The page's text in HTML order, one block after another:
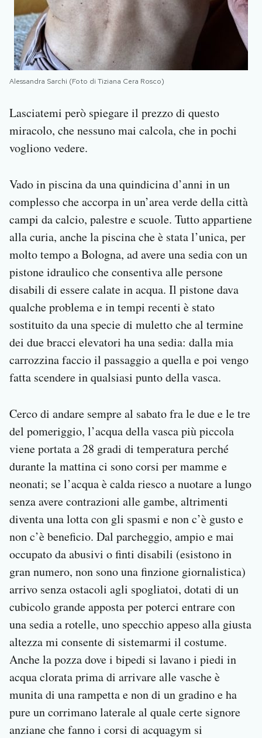
Alessandra Sarchi (Foto di Tiziana Cera Rosco)
Lasciatemi però spiegare il prezzo di questo
miracolo, che nessuno mai calcola, che in pochi
vogliono vedere.
Vado in piscina da una quindicina d’anni in un
complesso che accorpa in un’area verde della città
campi da calcio, palestre e scuole. Tutto appartiene
alla curia, anche la piscina che è stata l’unica, per
molto tempo a Bologna, ad avere una sedia con un
pistone idraulico che consentiva alle persone
disabili di essere calate in acqua. Il pistone dava
qualche problema e in tempi recenti è stato
sostituito da una specie di muletto che al termine
dei due bracci elevatori ha una sedia: dalla mia
carrozzina faccio il passaggio a quella e poi vengo
fatta scendere in qualsiasi punto della vasca.
Cerco di andare sempre al sabato fra le due e le tre
del pomeriggio, l’acqua della vasca più piccola
viene portata a 28 gradi di temperatura perché
durante la mattina ci sono corsi per mamme e
neonati; se l’acqua è calda riesco a nuotare a lungo
senza avere contrazioni alle gambe, altrimenti
diventa una lotta con gli spasmi e non c’è gusto e
non c’è beneficio. Dal parcheggio, ampio e mai
occupato da abusivi o finti disabili (esistono in
gran numero, non sono una finzione giornalistica)
arrivo senza ostacoli agli spogliatoi, dotati di un
cubicolo grande apposta per poterci entrare con
una sedia a rotelle, uno specchio appeso alla giusta
altezza mi consente di sistemarmi il costume.
Anche la pozza dove i bipedi si lavano i piedi in
acqua clorata prima di arrivare alle vasche è
munita di una rampetta e non di un gradino e ha
pure un corrimano laterale al quale certe signore
anziane che fanno i corsi di acquagym si